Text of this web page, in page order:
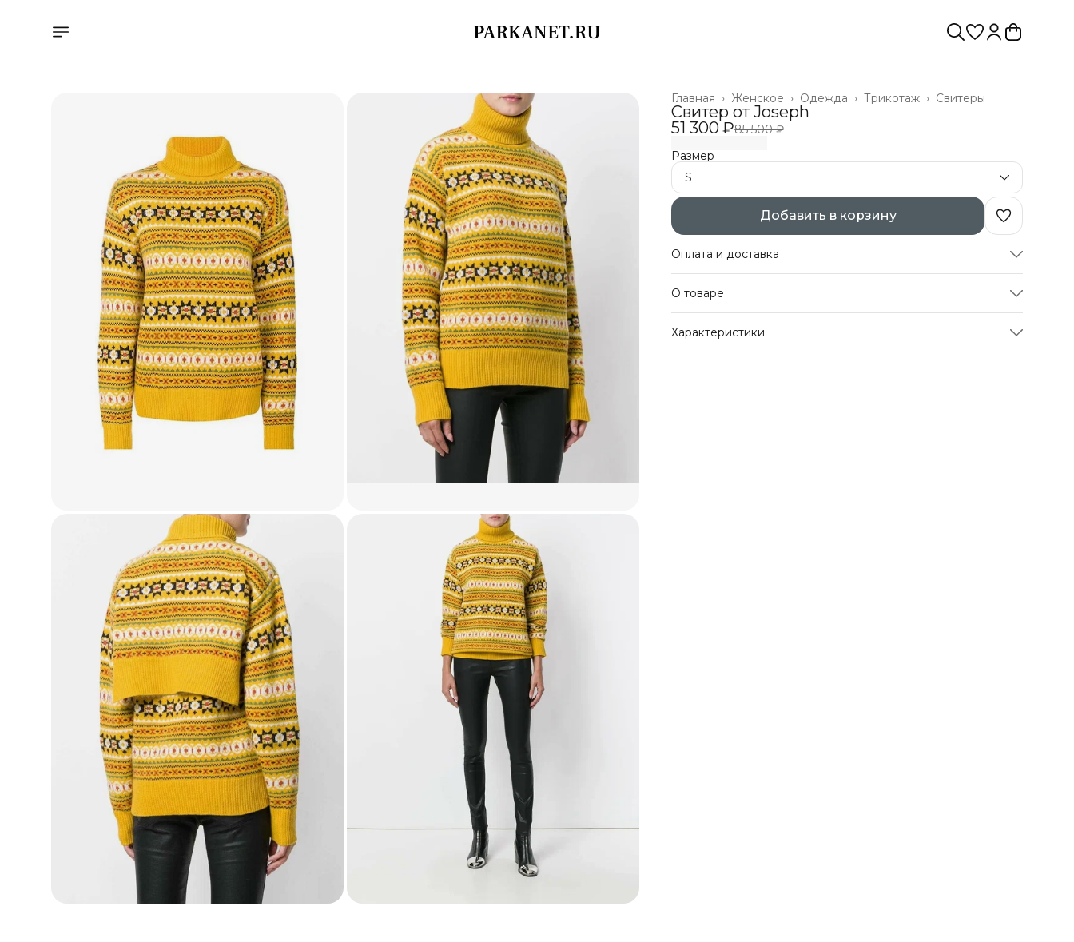
Свитеры
Трикотаж ›
Одежда ›
Женское ›
Главная ›
Cвитер от Joseph
51 300 ₽85 500 ₽
Размер
S
Добавить в корзину
Оплата и доставка
Оплата частями в Сплит
Бесплатная доставка
Оплата после примерки
О товаре
Жёлтый шерстяной свитер-водолазка с узором фэр-айл от
Joseph
Характеристики